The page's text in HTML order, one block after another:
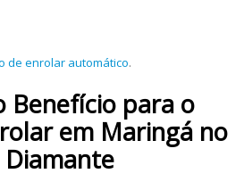
de enrolar automático.
Benefício para o
em Maringá no